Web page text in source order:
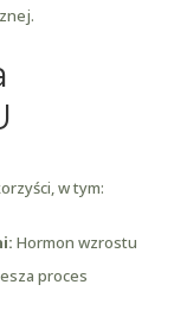
w tym:
Hormon wzrostu
proces